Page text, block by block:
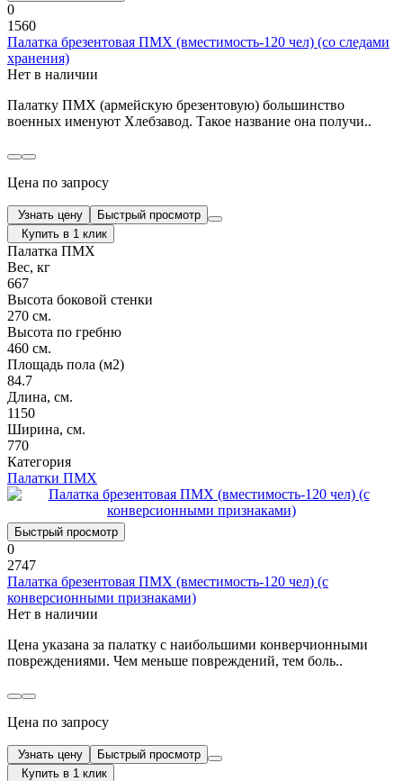
0
1560
Палатка брезентовая ПМХ (вместимость-120 чел) (со следами
хранения)
Нет в наличии
Палатку ПМХ (армейскую брезентовую) большинство
военных именуют Хлебзавод. Такое название она получи..
Цена по запросу
Узнать цену
Быстрый просмотр
Купить в 1 клик
Палатка ПМХ
Вес, кг
667
Высота боковой стенки
270 см.
Высота по гребню
460 см.
Площадь пола (м2)
84.7
Длина, см.
1150
Ширина, см.
770
Категория
Палатки ПМХ
Быстрый просмотр
0
2747
Палатка брезентовая ПМХ (вместимость-120 чел) (с
конверсионными признаками)
Нет в наличии
Цена указана за палатку с наибольшими конверчионными
повреждениями. Чем меньше повреждений, тем боль..
Цена по запросу
Узнать цену
Быстрый просмотр
Купить в 1 клик